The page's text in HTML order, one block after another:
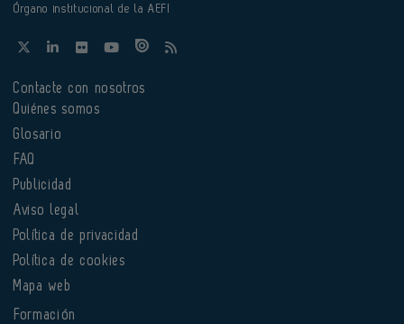
Órgano institucional de la AEFI
Contacte con nosotros
Quiénes somos
Glosario
FAQ
Publicidad
Aviso legal
Política de privacidad
Política de cookies
Mapa web
Formación